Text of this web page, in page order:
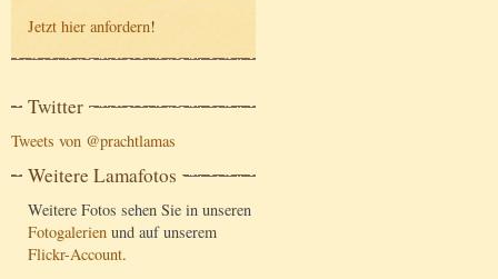
Jetzt hier anfordern!
Twitter
Tweets von @prachtlamas
Weitere Lamafotos
Weitere Fotos sehen Sie in unseren
Fotogalerien und auf unserem
Flickr-Account.